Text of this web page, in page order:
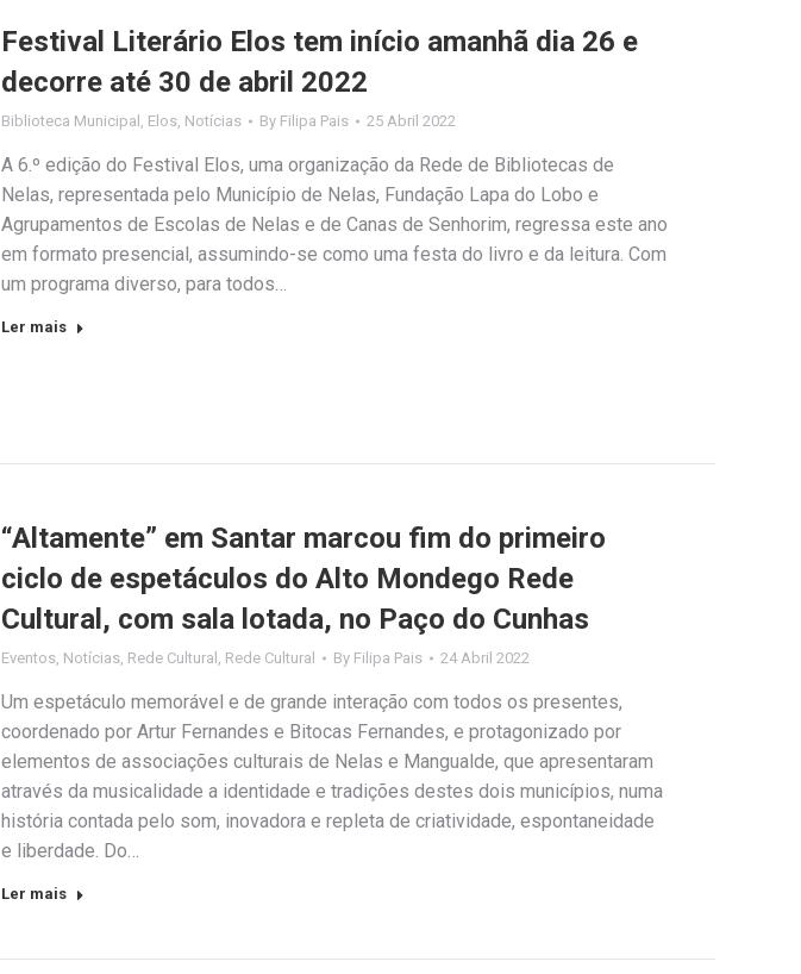
Festival Literário Elos tem início amanhã dia 26 e
decorre até 30 de abril 2022
Biblioteca Municipal , Elos, Notícias By Filipa Pais 25 Abril 2022
A 6.º edição do Festival Elos, uma organização da Rede de Bibliotecas de
Nelas, representada pelo Município de Nelas, Fundação Lapa do Lobo e
Agrupamentos de Escolas de Nelas e de Canas de Senhorim, regressa este ano
em formato presencial, assumindo-se como uma festa do livro e da leitura. Com
um programa diverso, para todos…
Ler mais
“Altamente” em Santar marcou fim do primeiro
ciclo de espetáculos do Alto Mondego Rede
Cultural, com sala lotada, no Paço do Cunhas
Eventos Notícias Rede Cultural Rede Cultural By Filipa Pais 24 Abril 2022
Um espetáculo memorável e de grande interação com todos os presentes,
coordenado por Artur Fernandes e Bitocas Fernandes, e protagonizado por
elementos de associações culturais de Nelas e Mangualde, que apresentaram
através da musicalidade a identidade e tradições destes dois municípios, numa
história contada pelo som, inovadora e repleta de criatividade, espontaneidade
e liberdade. Do…
Ler mais